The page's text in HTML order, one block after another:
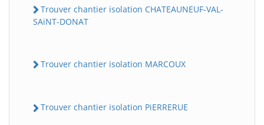
Trouver chantier isolation CHATEAUNEUF-VAL-
SAiNT-DONAT
Trouver chantier isolation MARCOUX
Trouver chantier isolation PiERRERUE